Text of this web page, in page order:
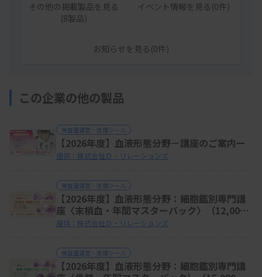
その他の掲載製品を見る
(8製品)
イベント情報を見る(0件)
お知らせを見る(0件)
この企業の他の製品
検査室運営・支援ツール
【2026年度】血液形態分野－講座のご案内ー
提供：株式会社Ｄ・リレーションズ
検査室運営・支援ツール
【2026年度】血液形態分野：細胞鑑別専門講
座〈末梢血・年間マスターパック〉（12,000
円（税抜））
提供：株式会社Ｄ・リレーションズ
検査室運営・支援ツール
【2026年度】血液形態分野：細胞鑑別専門講